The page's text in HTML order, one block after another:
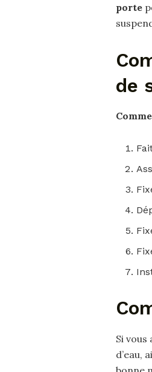
porte
de
Si
d’eau,